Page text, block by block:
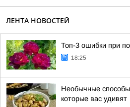
ЛЕНТА НОВОСТЕЙ
Топ-3 ошибки при
18:25
Необычные
которые вас удивят